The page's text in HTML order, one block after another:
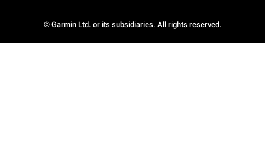
© Garmin Ltd. or its subsidiaries. All rights reserved.